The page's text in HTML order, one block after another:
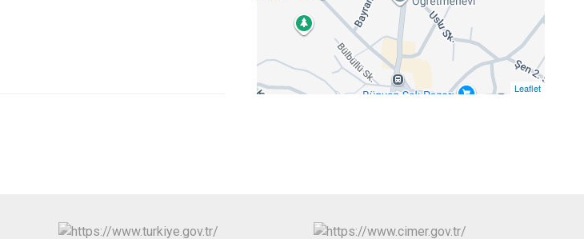
Leaflet